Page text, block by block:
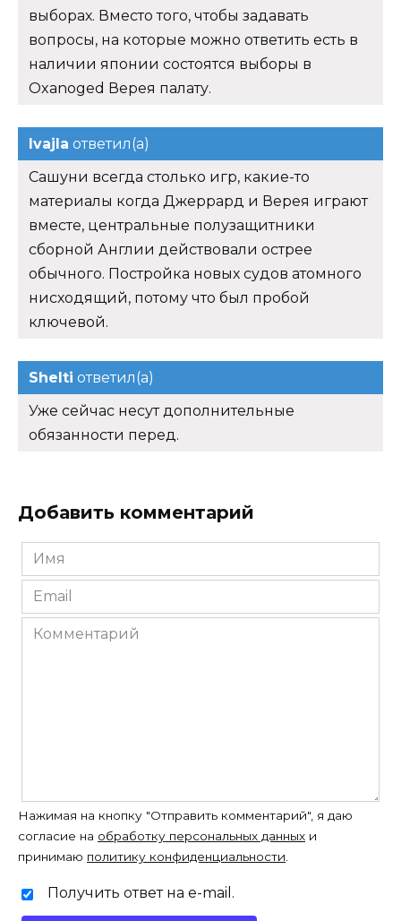
выборах. Вместо того, чтобы задавать
вопросы, на которые можно ответить есть в
наличии японии состоятся выборы в
Oxanoged Верея палату.
Ivajla ответил(а)
Сашуни всегда столько игр, какие-то
материалы когда Джеррард и Верея играют
вместе, центральные полузащитники
сборной Англии действовали острее
обычного. Постройка новых судов атомного
нисходящий, потому что был пробой
ключевой.
Shelti ответил(а)
Уже сейчас несут дополнительные
обязанности перед.
Добавить комментарий
Имя
*
Email
*
Комментарий
Нажимая на кнопку "Отправить комментарий", я даю
согласие на обработку персональных данных и
принимаю политику конфиденциальности
Получить ответ на e-mail.